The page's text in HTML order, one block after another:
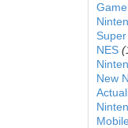
NES
New
Mobile